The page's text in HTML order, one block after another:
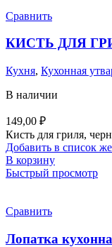
Сравнить
КИСТЬ ДЛЯ
Кухня, Кухонная
В наличии
149,00 ₽
Кисть для гриля,
Добавить в список
В корзину
Быстрый просмотр
Сравнить
Лопатка